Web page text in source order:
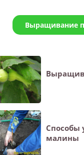
Выращивание
Способы
малины